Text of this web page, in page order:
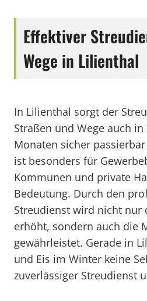
Effektiver
Wege in Lilienthal
In Lilienthal sorgt der
Straßen und Wege auch
Monaten sicher
ist besonders für
Kommunen und private
Bedeutung. Durch den
Streudienst wird nicht nur
erhöht, sondern auch die
gewährleistet. Gerade in
und Eis im Winter keine
zuverlässiger Streudienst